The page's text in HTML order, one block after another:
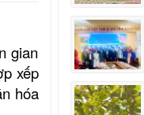
gian
xếp
hóa